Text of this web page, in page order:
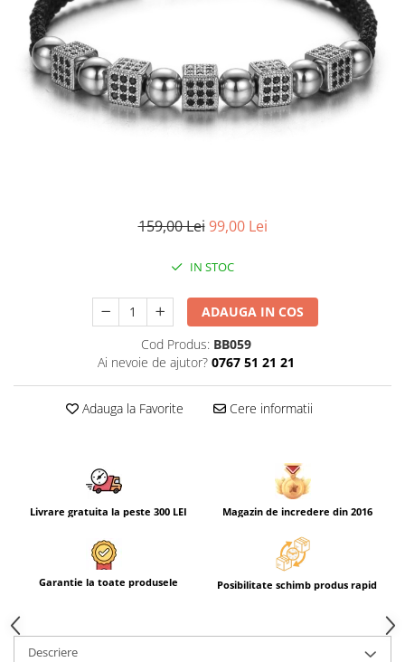
CERCEI
CEASURI DAMA
159,00 Lei 99,00 Lei
IN STOC
ADAUGA IN COS
Cod Produs: BB059
Ai nevoie de ajutor? 0767 51 21 21
Adauga la Favorite Cere informatii
Livrare gratuita la peste 300 LEI Magazin de incredere din 2016
Garantie la toate produsele Posibilitate schimb produs rapid
Descriere